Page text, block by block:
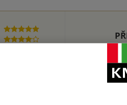
5 hvězdiček
4 hvězdičky